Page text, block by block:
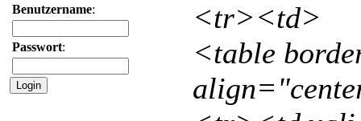
Benutzername:
Passwort:
<tr><td>
<table